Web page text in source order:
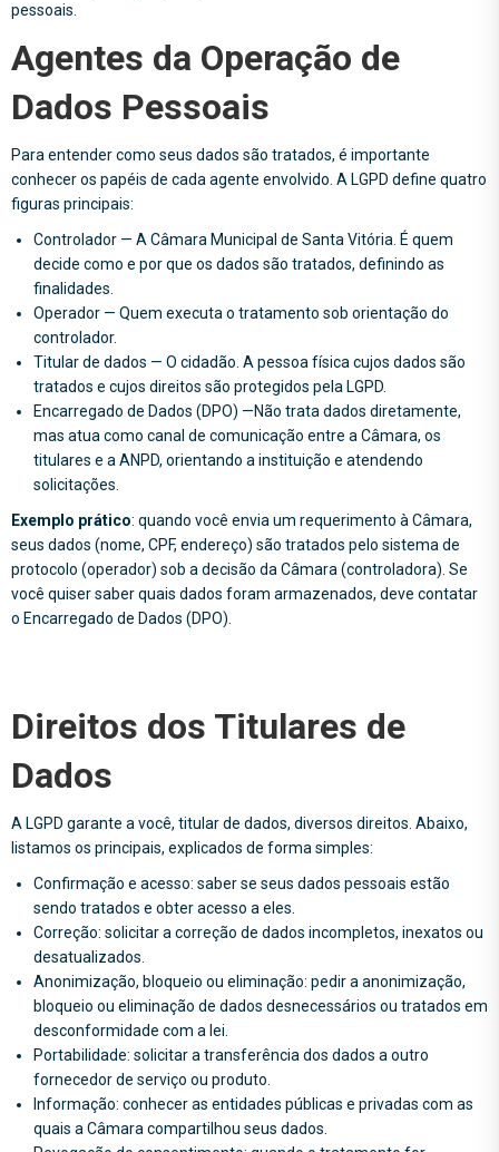
pessoais.
Agentes da Operação de
Dados Pessoais
Para entender como seus dados são tratados, é importante
conhecer os papéis de cada agente envolvido. A LGPD define quatro
figuras principais:
Controlador — A Câmara Municipal de Santa Vitória. É quem
decide como e por que os dados são tratados, definindo as
finalidades.
Operador — Quem executa o tratamento sob orientação do
controlador.
Titular de dados — O cidadão. A pessoa física cujos dados são
tratados e cujos direitos são protegidos pela LGPD.
Encarregado de Dados (DPO) —Não trata dados diretamente,
mas atua como canal de comunicação entre a Câmara, os
titulares e a ANPD, orientando a instituição e atendendo
solicitações.
Exemplo prático: quando você envia um requerimento à Câmara,
seus dados (nome, CPF, endereço) são tratados pelo sistema de
protocolo (operador) sob a decisão da Câmara (controladora). Se
você quiser saber quais dados foram armazenados, deve contatar
o Encarregado de Dados (DPO).
Direitos dos Titulares de
Dados
A LGPD garante a você, titular de dados, diversos direitos. Abaixo,
listamos os principais, explicados de forma simples:
Confirmação e acesso: saber se seus dados pessoais estão
sendo tratados e obter acesso a eles.
Correção: solicitar a correção de dados incompletos, inexatos ou
desatualizados.
Anonimização, bloqueio ou eliminação: pedir a anonimização,
bloqueio ou eliminação de dados desnecessários ou tratados em
desconformidade com a lei.
Portabilidade: solicitar a transferência dos dados a outro
fornecedor de serviço ou produto.
Informação: conhecer as entidades públicas e privadas com as
quais a Câmara compartilhou seus dados.